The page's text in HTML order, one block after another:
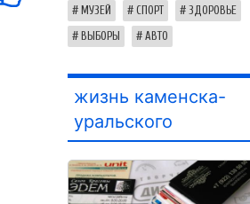
МУЗЕЙ СПОРТ ЗДОРОВЬЕ
ВЫБОРЫ АВТО
жизнь каменска-
уральского